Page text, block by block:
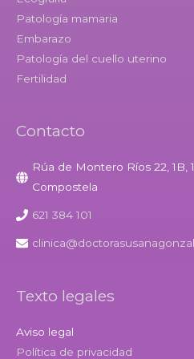
Patología mamaria
Embarazo
Patología del cuello uterino
Fertilidad
Contacto
Rúa de Montero Ríos 22, 1B,
Compostela
621 384 101
Texto legales
Aviso legal
Política de privacidad